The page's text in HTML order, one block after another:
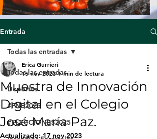
Entrada
Todas las entradas
Deportes
#FNE2025
#ELECCIONES2025
Todas las entradas
Muestra de Innovación
Digital en el Colegio
José María Paz.
Erica Gurrieri
15 nov 2023 1 min de lectura
Actualizado:17 nov 2023